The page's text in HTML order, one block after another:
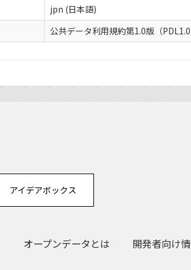
jpn (日本語)
公共データ利用規約第1.0版（
アイデアボックス
オープンデータとは 開発者向け